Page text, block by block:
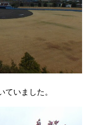
いました。